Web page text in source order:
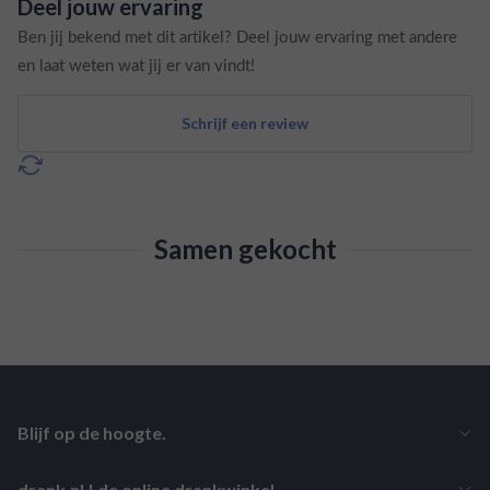
Deel jouw ervaring
Ben jij bekend met dit artikel? Deel jouw ervaring met andere
en laat weten wat jij er van vindt!
Schrijf een review
Samen gekocht
Blijf op de hoogte.